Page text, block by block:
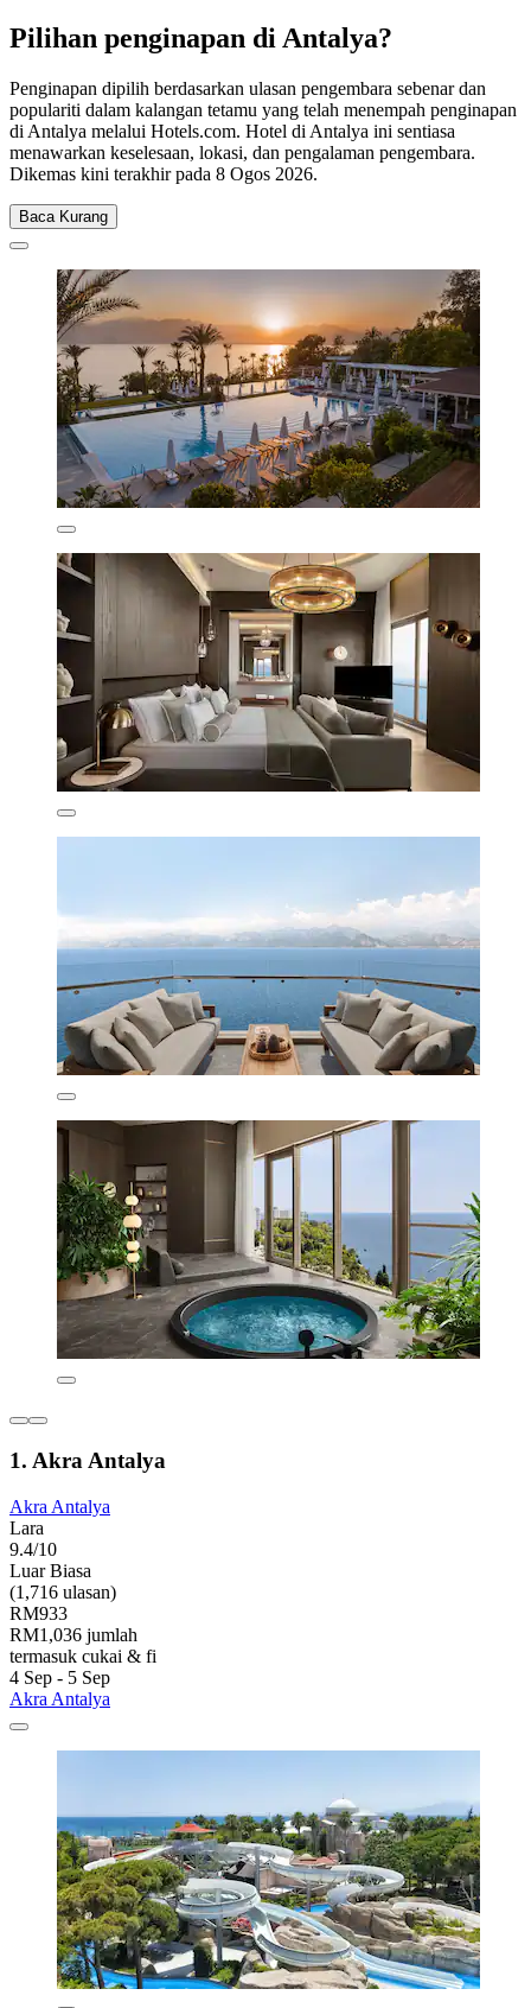
Pilihan penginapan di Antalya?
Penginapan dipilih berdasarkan ulasan pengembara sebenar dan
populariti dalam kalangan tetamu yang telah menempah penginapan
di Antalya melalui Hotels.com. Hotel di Antalya ini sentiasa
menawarkan keselesaan, lokasi, dan pengalaman pengembara.
Dikemas kini terakhir pada 8 Ogos 2026.
Baca Kurang
1. Akra Antalya
Akra Antalya
Lara
9.4/10
Luar Biasa
(1,716 ulasan)
RM933
RM1,036 jumlah
termasuk cukai & fi
4 Sep - 5 Sep
Akra Antalya